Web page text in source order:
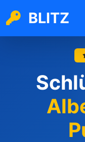
BLITZ